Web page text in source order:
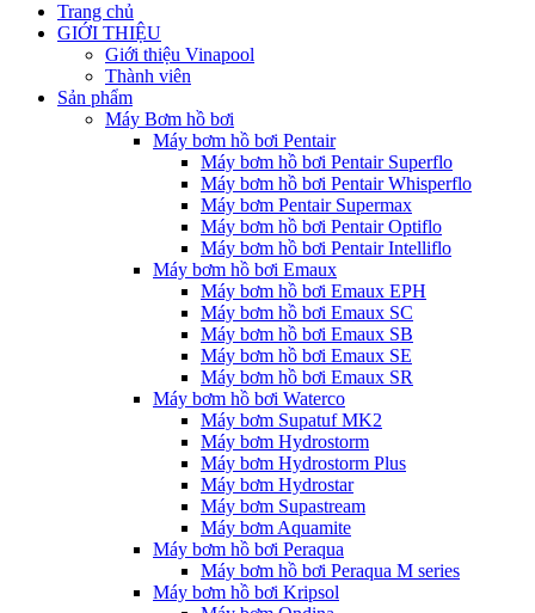
Trang chủ
GIỚI THIỆU
Giới thiệu Vinapool
Thành viên
Sản phẩm
Máy Bơm hồ bơi
Máy bơm hồ bơi Pentair
Máy bơm hồ bơi Pentair Superflo
Máy bơm hồ bơi Pentair Whisperflo
Máy bơm Pentair Supermax
Máy bơm hồ bơi Pentair Optiflo
Máy bơm hồ bơi Pentair Intelliflo
Máy bơm hồ bơi Emaux
Máy bơm hồ bơi Emaux EPH
Máy bơm hồ bơi Emaux SC
Máy bơm hồ bơi Emaux SB
Máy bơm hồ bơi Emaux SE
Máy bơm hồ bơi Emaux SR
Máy bơm hồ bơi Waterco
Máy bơm Supatuf MK2
Máy bơm Hydrostorm
Máy bơm Hydrostorm Plus
Máy bơm Hydrostar
Máy bơm Supastream
Máy bơm Aquamite
Máy bơm hồ bơi Peraqua
Máy bơm hồ bơi Peraqua M series
Máy bơm hồ bơi Kripsol